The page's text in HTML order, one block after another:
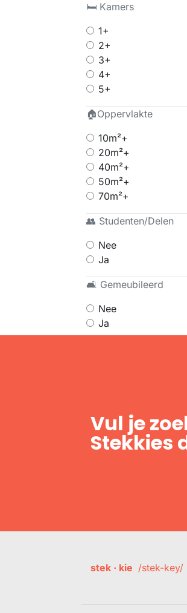
🛏 Kamers
1+
2+
3+
4+
5+
🏠Oppervlakte
10m²+
20m²+
40m²+
50m²+
70m²+
👥 Studenten/Delen
Nee
Ja
🛋 Gemeubileerd
Nee
Ja
Vul je
Stekkies
stek · kie /stek-key/